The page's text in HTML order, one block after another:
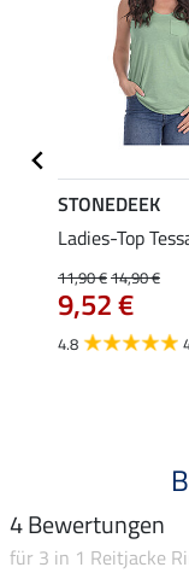
STONEDEEK
Ladies-Top
11,90 €14,90 €
9,52 €
4.8
4 Bewertungen
für 3 in 1 Reitjacke